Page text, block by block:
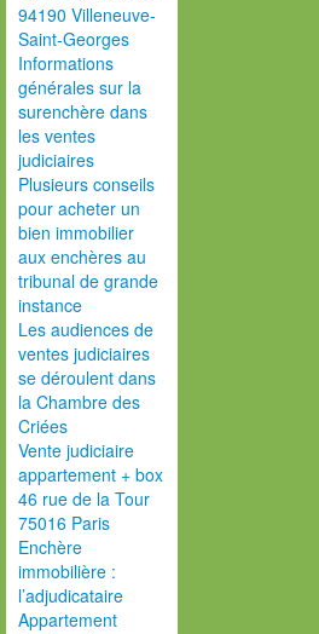
94190 Villeneuve-
Saint-Georges
Informations
générales sur la
surenchère dans
les ventes
judiciaires
Plusieurs conseils
pour acheter un
bien immobilier
aux enchères au
tribunal de grande
instance
Les audiences de
ventes judiciaires
se déroulent dans
la Chambre des
Criées
Vente judiciaire
appartement + box
46 rue de la Tour
75016 Paris
Enchère
immobilière :
l’adjudicataire
Appartement